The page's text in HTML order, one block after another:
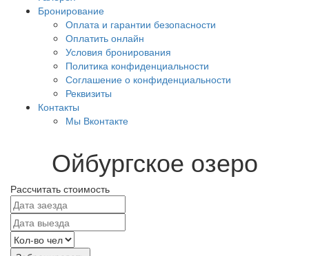
Бронирование
Оплата и гарантии безопасности
Оплатить онлайн
Условия бронирования
Политика конфиденциальности
Соглашение о конфиденциальности
Реквизиты
Контакты
Мы Вконтакте
Ойбургское озеро
Рассчитать стоимость